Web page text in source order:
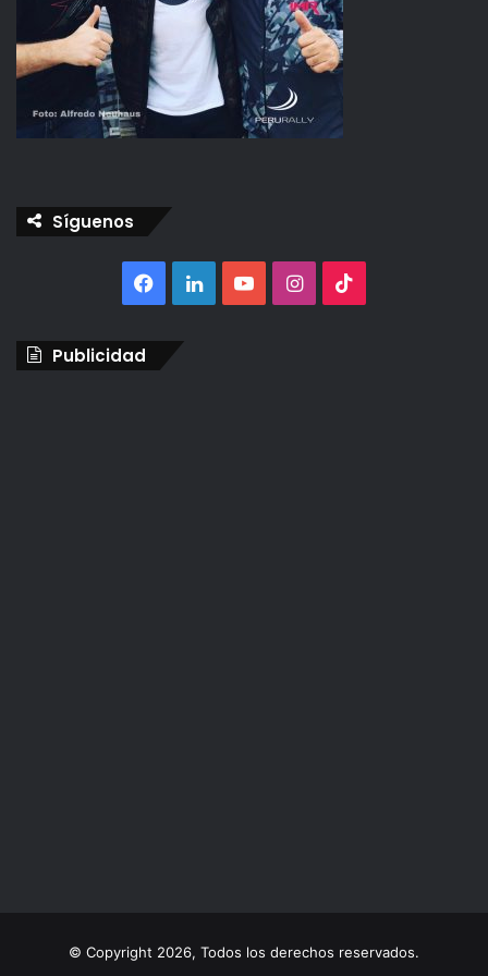
Síguenos
Facebook
LinkedInYouTubeInstagram
Publicidad
© Copyright 2026, Todos los derechos reservados.